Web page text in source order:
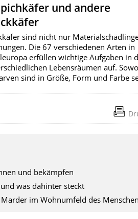
und andere
sind nicht nur
Die 67 verschiedenen Arten in
erfüllen wichtige Aufgaben in
Lebensräumen auf.
sind in Größe, Form und Farbe
und bekämpfen
was dahinter steckt
im Wohnumfeld des